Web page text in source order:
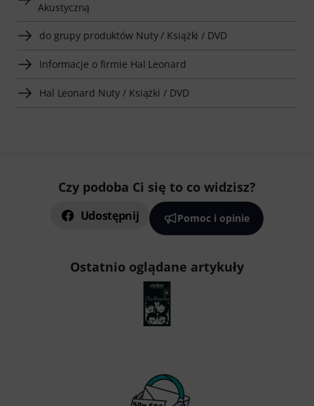
Akustyczną
do grupy produktów Nuty / Książki / DVD
Informacje o firmie Hal Leonard
Hal Leonard Nuty / Książki / DVD
Czy podoba Ci się to co widzisz?
Udostępnij Pomoc i opinie
Ostatnio oglądane artykuły